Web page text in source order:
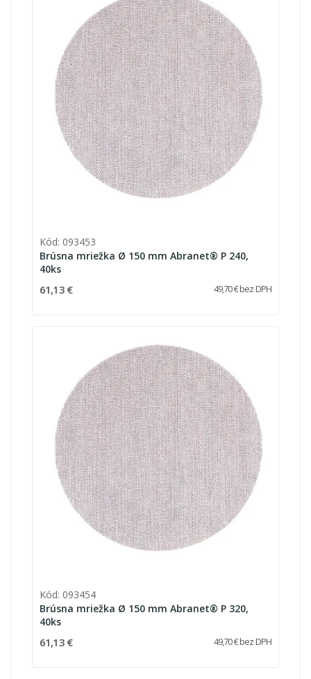
Kód: 093453
Brúsna mriežka Ø 150 mm Abranet® P 240,
40ks
61,13 € 49,70 € bez DPH
Kód: 093454
Brúsna mriežka Ø 150 mm Abranet® P 320,
40ks
61,13 € 49,70 € bez DPH